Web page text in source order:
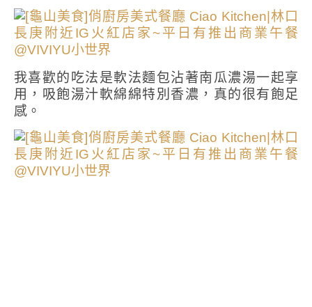
我喜歡的吃法是軟法麵包沾著南瓜濃湯一起享
用，吸飽湯汁軟綿綿特別香濃，真的很有飽足
感。